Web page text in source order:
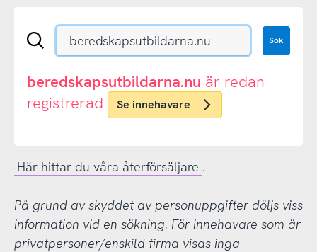
Sök
eller
domän
Sök
beredskapsutbildarna.nu är redan
registrerad
Se innehavare
Här hittar du våra återförsäljare .
På grund av skyddet av personuppgifter döljs viss
information vid en sökning. För innehavare som är
privatpersoner/enskild firma visas inga